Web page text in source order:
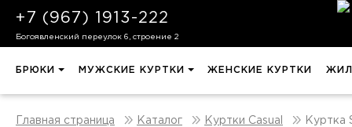
+7 (967) 1913-222
Богоявленский переулок 6, строение 2
БРЮКИ МУЖСКИЕ КУРТКИ ЖЕНСКИЕ КУРТКИ
Главная страница Каталог Куртки Casual Куртка